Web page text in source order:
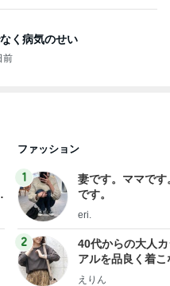
く病気のせい
前
ファッション
1
妻です。ママです
です。
eri.
2
40代からの大人
アルを品良く着こ
ファッションブロ
えりん